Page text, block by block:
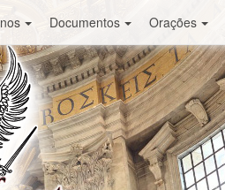
Documentos Orações